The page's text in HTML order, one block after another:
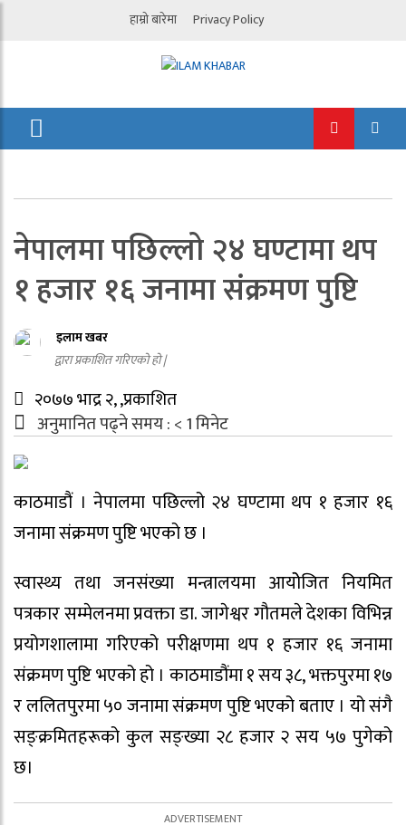
हाम्रो बारेमा Privacy Policy
नेपालमा पछिल्लो २४ घण्टामा थप
१ हजार १६ जनामा संक्रमण पुष्टि
इलाम खबर
द्वारा प्रकाशित गरिएको हो |
२०७७ भाद्र २, ,प्रकाशित
अनुमानित पढ्ने समय :< 1मिनेट
काठमाडौं । नेपालमा पछिल्लो २४ घण्टामा थप १ हजार १६
जनामा संक्रमण पुष्टि भएको छ ।
स्वास्थ्य तथा जनसंख्या मन्त्रालयमा आयोेजित नियमित
पत्रकार सम्मेलनमा प्रवक्ता डा. जागेश्वर गौतमले देशका विभिन्न
प्रयोगशालामा गरिएको परीक्षणमा थप १ हजार १६ जनामा
संक्रमण पुष्टि भएको हो । काठमाडौंमा १ सय ३८, भक्तपुरमा १७
र ललितपुरमा ५० जनामा संक्रमण पुष्टि भएको बताए । यो संगै
सङ्क्रमितहरूको कुल सङ्ख्या २८ हजार २ सय ५७ पुगेको
छ।